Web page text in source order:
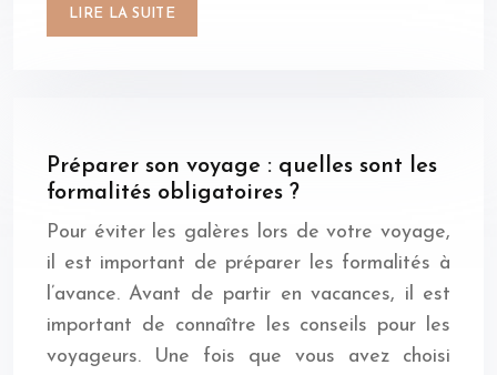
LIRE LA SUITE
Préparer son voyage : quelles sont les
formalités obligatoires ?
Pour éviter les galères lors de votre voyage,
il est important de préparer les formalités à
l’avance. Avant de partir en vacances, il est
important de connaître les conseils pour les
voyageurs. Une fois que vous avez choisi